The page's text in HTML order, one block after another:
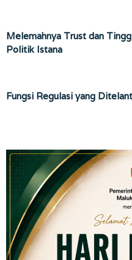
Melemahnya Trust dan
Politik Istana
Fungsi Regulasi yang